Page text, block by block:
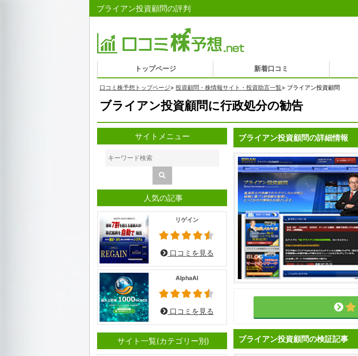
ブライアン投資顧問の評判
トップページ 新着口コミ
口コミ株予想トップページ> 投資顧問・株情報サイト・投資助言一覧> ブライアン投資顧問
ブライアン投資顧問に行政処分の勧告
ブライアン投資顧問の詳細情報
ブライアン投資顧問の検証記事
サイトメニュー
人気の記事
リゲイン
口コミを見る
AlphaAI
口コミを見る
サイト一覧(カテゴリー別)